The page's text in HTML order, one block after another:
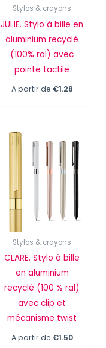
Stylos & crayons
JULIE. Stylo à bille en
aluminium recyclé
(100% ral) avec
pointe tactile
A partir de €1.28
Stylos & crayons
CLARE. Stylo à bille
en aluminium
recyclé (100 % ral)
avec clip et
mécanisme twist
A partir de €1.50